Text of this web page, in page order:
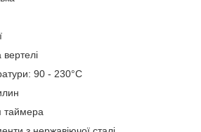
90 - 230°C
таймера